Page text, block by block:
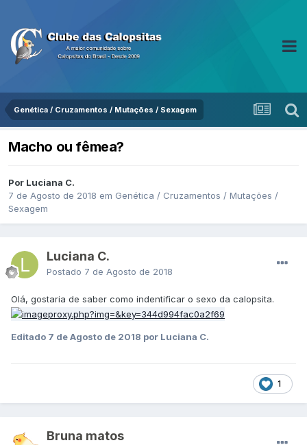
Genética / Cruzamentos / Mutações / Sexagem
Macho ou fêmea?
Por Luciana C.
7 de Agosto de 2018 em Genética / Cruzamentos / Mutações /
Sexagem
Luciana C.
Postado 7 de Agosto de 2018
Olá, gostaria de saber como indentificar o sexo da calopsita.
Editado 7 de Agosto de 2018 por Luciana C.
1
Bruna matos